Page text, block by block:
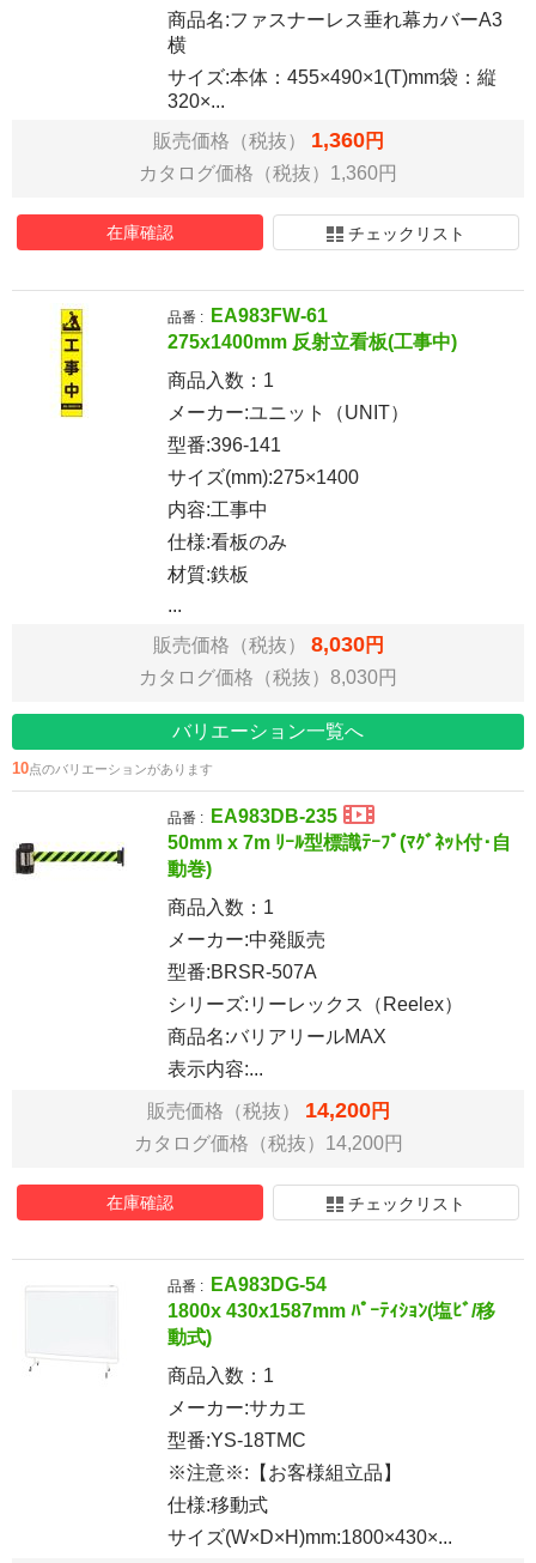
商品名:ファスナーレス垂れ幕カバーA3
横
サイズ:本体：455×490×1(T)mm袋：縦
320×...
販売価格（税抜） 1,360円
カタログ価格（税抜）1,360円
在庫確認 チェックリスト
品番 :
EA983FW-61
275x1400mm 反射立看板(工事中)
商品入数： 1
メーカー:ユニット（UNIT）
型番:396-141
サイズ(mm):275×1400
内容:工事中
仕様:看板のみ
材質:鉄板
...
販売価格（税抜） 8,030円
カタログ価格（税抜）8,030円
バリエーション一覧へ
10点のバリエーションがあります
品番 :
EA983DB-235
50mm x 7m ﾘｰﾙ型標識ﾃｰﾌﾟ(ﾏｸﾞﾈｯﾄ付･自
動巻)
商品入数： 1
メーカー:中発販売
型番:BRSR-507A
シリーズ:リーレックス（Reelex）
商品名:バリアリールMAX
表示内容:...
販売価格（税抜） 14,200円
カタログ価格（税抜）14,200円
在庫確認 チェックリスト
品番 :
EA983DG-54
1800x 430x1587mm ﾊﾟｰﾃｨｼｮﾝ(塩ﾋﾞ/移
動式)
商品入数： 1
メーカー:サカエ
型番:YS-18TMC
※注意※:【お客様組立品】
仕様:移動式
サイズ(W×D×H)mm:1800×430×...